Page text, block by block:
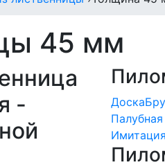
45 мм
-
Доска